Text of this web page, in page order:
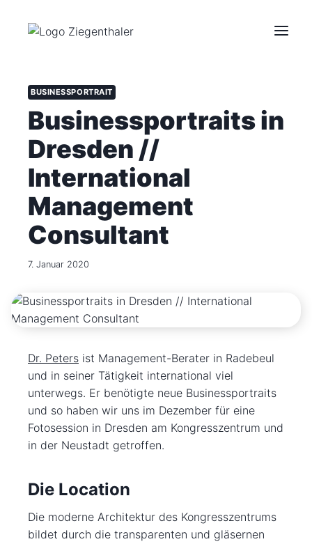
BUSINESSPORTRAIT
Businessportraits in
Dresden //
International
Management
Consultant
7. Januar 2020
Dr. Peters ist Management-Berater in Radebeul
und in seiner Tätigkeit international viel
unterwegs. Er benötigte neue Businessportraits
und so haben wir uns im Dezember für eine
Fotosession in Dresden am Kongresszentrum und
in der Neustadt getroffen.
Die Location
Die moderne Architektur des Kongresszentrums
bildet durch die transparenten und gläsernen